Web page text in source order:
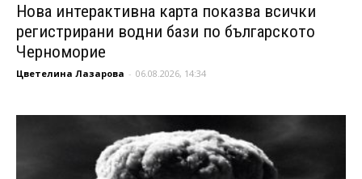
Нова интерактивна карта показва всички
регистрирани водни бази по българското
Черноморие
Цветелина Лазарова - 06.08.2026, 14:34